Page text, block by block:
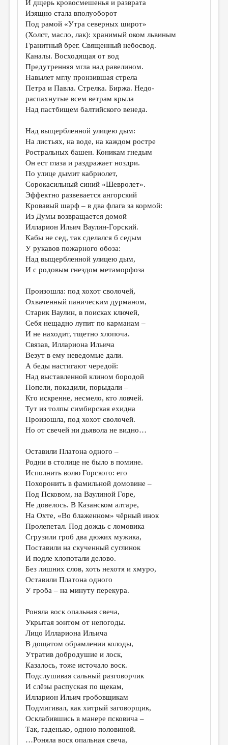
И дщерь кровосмешенья и разврата
Изящно стала вполуоборот
Под рамой «Утра северных широт»
(Холст, масло, лак): хранимый оком львиным
Гранитный брег. Священный небосвод.
Каналы. Восходящая от вод
Предутренняя мгла над равелином.
Навылет мглу пронзившая стрела
Петра и Павла. Стрелка. Биржа. Недо-
распахнутые всем ветрам крыла
Над пастбищем балтийского венеда.
Над выщербленной улицею дым:
На листьях, на воде, на каждом ростре
Ростральных башен. Коникам гнедым
Он ест глаза и раздражает ноздри.
По улице дымит кабриолет,
Сорокасильный синий «Шевролет».
Эффектно развевается ангорский
Кровавый шарф – в два флага за кормой:
Из Думы возвращается домой
Илларион Ильич Ваулин-Горский.
Кабы не сед, так сделался б седым
У рукавов пожарного обоза:
Над выщербленной улицею дым,
И с родовым гнездом метаморфоза
Произошла: под хохот сволочей,
Охваченный паническим дурманом,
Старик Ваулин, в поисках ключей,
Себя нещадно лупит по карманам –
И не находит, тщетно хлопоча.
Связав, Иллариона Ильича
Везут в ему неведомые дали.
А беды настигают чередой:
Над выставленной клином бородой
Попели, покадили, порыдали –
Кто искренне, несмело, кто ловчей.
Тут из толпы симбирская ехидна
Произошла, под хохот сволочей.
Но от свечей ни дьявола не видно…
Оставили Платона одного –
Родни в столице не было в помине.
Исполнить волю Горского: его
Похоронить в фамильной домовине –
Под Псковом, на Ваулиной Горе,
Не довелось. В Казанском алтаре,
На Охте, «Во блаженном» чёрный инок
Пролепетал. Под дождь с ломовика
Сгрузили гроб два дюжих мужика,
Поставили на скученный суглинок
И подле хлопотали делово.
Без лишних слов, хоть нехотя и хмуро,
Оставили Платона одного
У гроба – на минуту перекура.
Роняла воск опальная свеча,
Укрытая зонтом от непогоды.
Лицо Иллариона Ильича
В дощатом обрамлении колоды,
Утратив добродушие и лоск,
Казалось, тоже источало воск.
Подслушивая сальный разговорчик
И слёзы распуская по щекам,
Илларион Ильич гробовщикам
Подмигивал, как хитрый заговорщик,
Осклабившись в манере псковича –
Так, гаденько, одною половиной.
…Роняла воск опальная свеча,